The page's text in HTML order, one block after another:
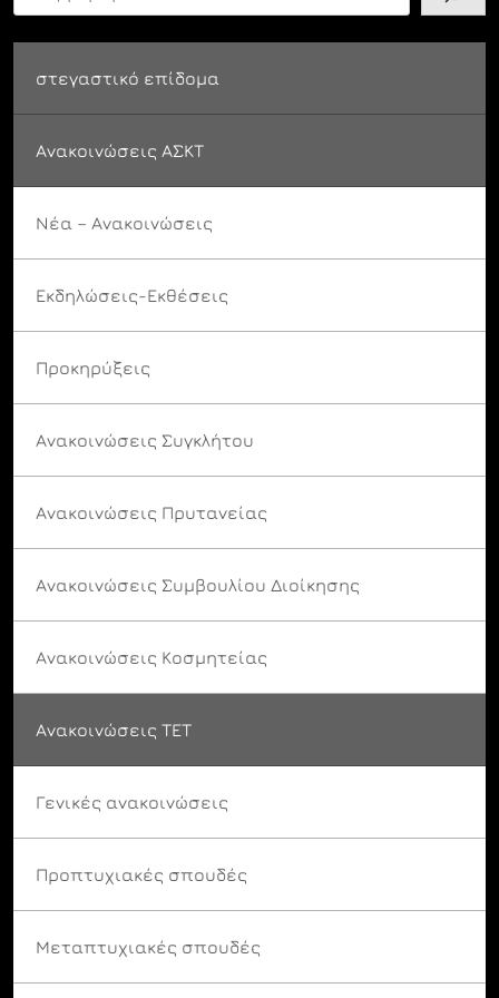
στεγαστικό επίδομα
Ανακοινώσεις ΑΣΚΤ
Νέα – Ανακοινώσεις
Εκδηλώσεις-Εκθέσεις
Προκηρύξεις
Ανακοινώσεις Συγκλήτου
Ανακοινώσεις Πρυτανείας
Ανακοινώσεις Συμβουλίου Διοίκησης
Ανακοινώσεις Κοσμητείας
Ανακοινώσεις ΤΕΤ
Γενικές ανακοινώσεις
Προπτυχιακές σπουδές
Μεταπτυχιακές σπουδές